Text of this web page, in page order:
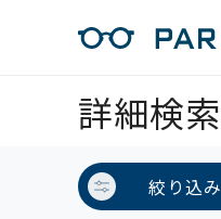
詳細検索
絞り込み